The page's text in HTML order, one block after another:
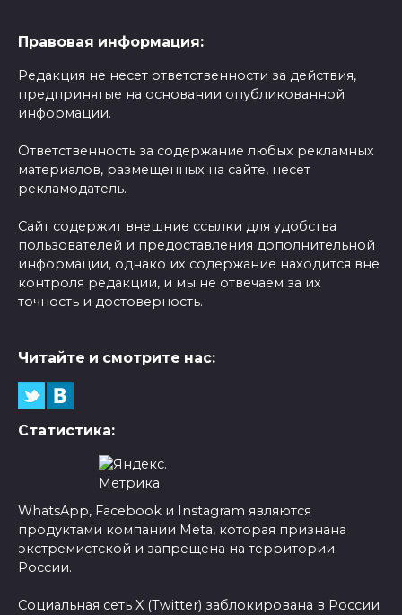
Правовая информация:
Редакция не несет ответственности за действия,
предпринятые на основании опубликованной
информации.
Ответственность за содержание любых рекламных
материалов, размещенных на сайте, несет
рекламодатель.
Сайт содержит внешние ссылки для удобства
пользователей и предоставления дополнительной
информации, однако их содержание находится вне
контроля редакции, и мы не отвечаем за их
точность и достоверность.
Читайте и смотрите нас:
Статистика:
WhatsApp, Facebook и Instagram являются
продуктами компании Meta, которая признана
экстремистской и запрещена на территории
России.
Социальная сеть X (Twitter) заблокирована в России